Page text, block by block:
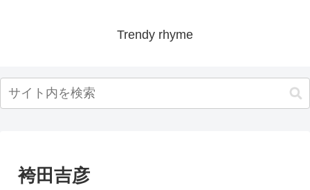
Trendy rhyme
袴田吉彦